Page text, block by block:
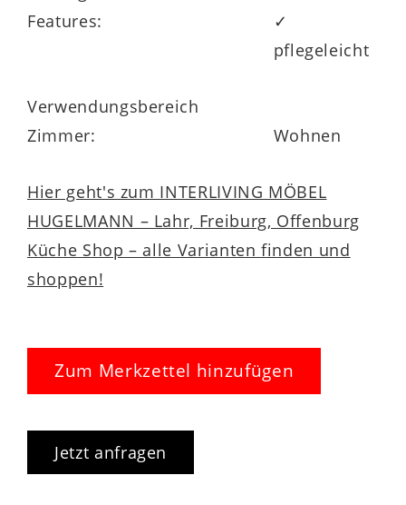
Features:
✓
pflegeleicht
Verwendungsbereich
Zimmer:
Wohnen
Hier geht's zum INTERLIVING MÖBEL
HUGELMANN – Lahr, Freiburg, Offenburg
Küche Shop – alle Varianten finden und
shoppen!
Zum Merkzettel hinzufügen
Jetzt anfragen